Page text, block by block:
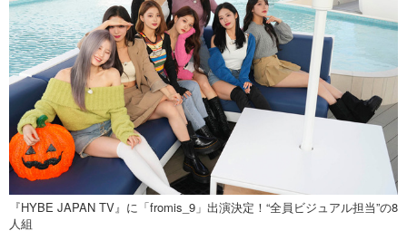
『HYBE JAPAN TV』に「fromis_9」出演決定！“全員ビジュアル担当”の8
人組